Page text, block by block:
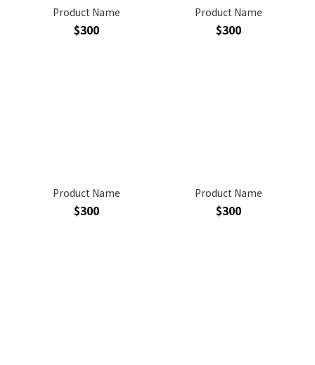
Product Name
$300
Product Name
$300
Product Name
$300
Product Name
$300